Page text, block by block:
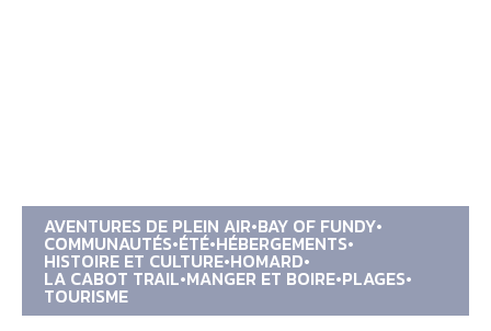
AVENTURES DE PLEIN AIR BAY OF FUNDY
COMMUNAUTÉS ÉTÉ HÉBERGEMENTS
HISTOIRE ET CULTURE HOMARD
LA CABOT TRAIL MANGER ET BOIRE PLAGES
TOURISME